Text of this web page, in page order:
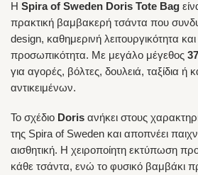
Η Spira of Sweden Doris Tote Bag
πρακτική βαμβακερή τσάντα που
design, καθημερινή λειτουργικότητα
προσωπικότητα. Με μεγάλο μέγεθος
για αγορές, βόλτες, δουλειά, ταξίδια ή
αντικειμένων.
Το σχέδιο Doris ανήκει στους
της Spira of Sweden και αποπνέει
αισθητική. Η χειροποίητη εκτύπωση
κάθε τσάντα, ενώ το φυσικό βαμβάκι